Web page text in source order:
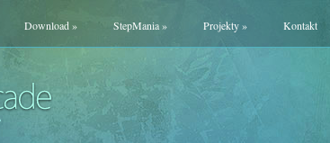
Download» StepMania» Projekty» Kontakt